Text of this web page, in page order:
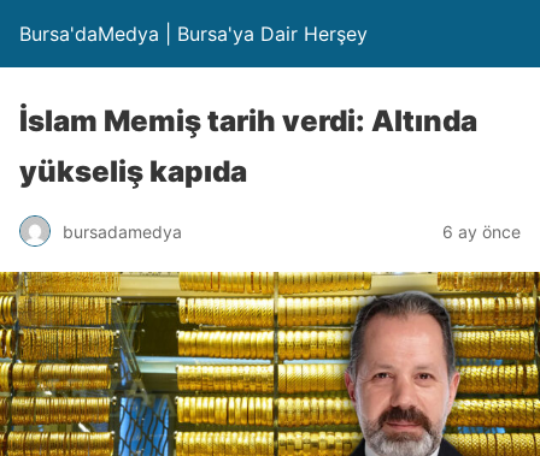
Bursa'daMedya | Bursa'ya Dair Herşey
İslam Memiş tarih verdi: Altında
yükseliş kapıda
bursadamedya 6 ay önce